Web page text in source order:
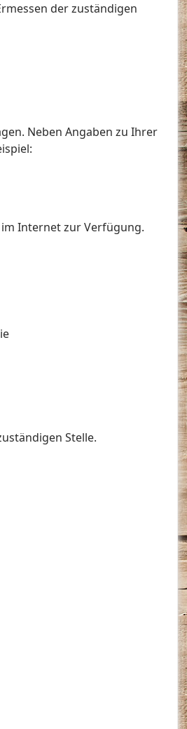
der zuständigen
Neben Angaben zu Ihrer
Internet zur Verfügung.
Stelle.